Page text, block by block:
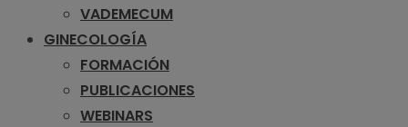
VADEMECUM
GINECOLOGÍA
FORMACIÓN
PUBLICACIONES
WEBINARS